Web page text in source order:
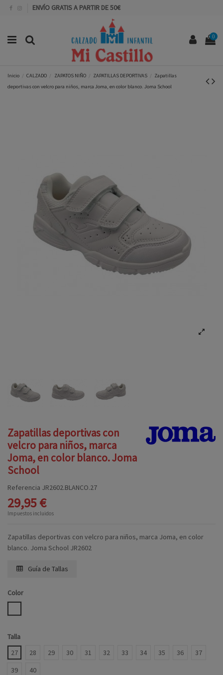
ENVÍO GRATIS A PARTIR DE 50€
0
Inicio CALZADO ZAPATOS NIÑO ZAPATILLAS DEPORTIVAS
Zapatillas
deportivas con velcro para niños, marca Joma, en color blanco. Joma School
Zapatillas deportivas con
velcro para niños, marca
Joma, en color blanco. Joma
School
Referencia JR2602.BLANCO.27
29,95 €
Impuestos incluidos
Zapatillas deportivas con velcro para niños, marca Joma, en color
blanco. Joma School JR2602
Guía de Tallas
Color
Talla
27
28 29 30 31 32 33 34 35 36
37
39
40